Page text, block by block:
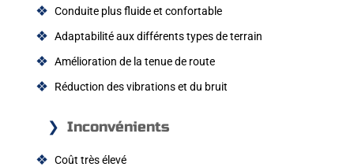
Conduite plus fluide et confortable
Adaptabilité aux différents types de terrain
Amélioration de la tenue de route
Réduction des vibrations et du bruit
Inconvénients
Coût très élevé